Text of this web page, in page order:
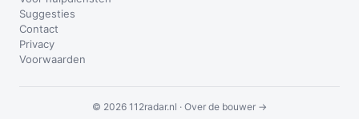
Suggesties
Contact
Privacy
Voorwaarden
© 2026 112radar.nl · Over de bouwer →